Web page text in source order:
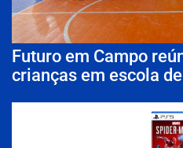
Futuro em Campo
crianças em escola